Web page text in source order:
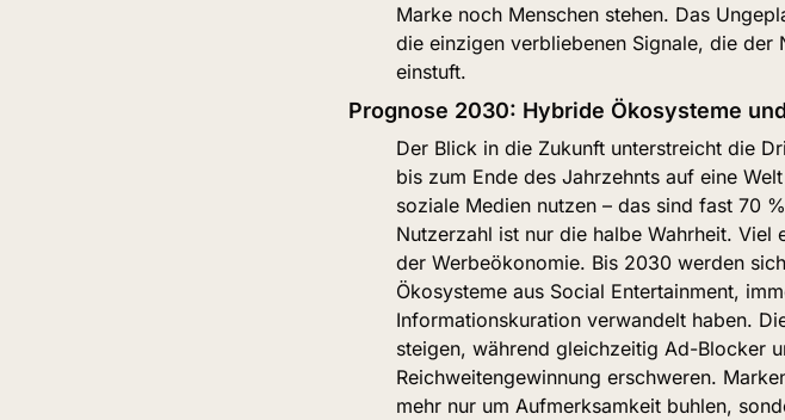
Marke noch Menschen stehen. Das
die einzigen verbliebenen Signale, die
einstuft.
Prognose 2030: Hybride Ökosysteme
Der Blick in die Zukunft unterstreicht die
bis zum Ende des Jahrzehnts auf eine
soziale Medien nutzen – das sind fast 70
Nutzerzahl ist nur die halbe Wahrheit.
der Werbeökonomie. Bis 2030 werden
Ökosysteme aus Social Entertainment,
Informationskuration verwandelt haben.
steigen, während gleichzeitig Ad-Blocker
Reichweitengewinnung erschweren.
mehr nur um Aufmerksamkeit buhlen,